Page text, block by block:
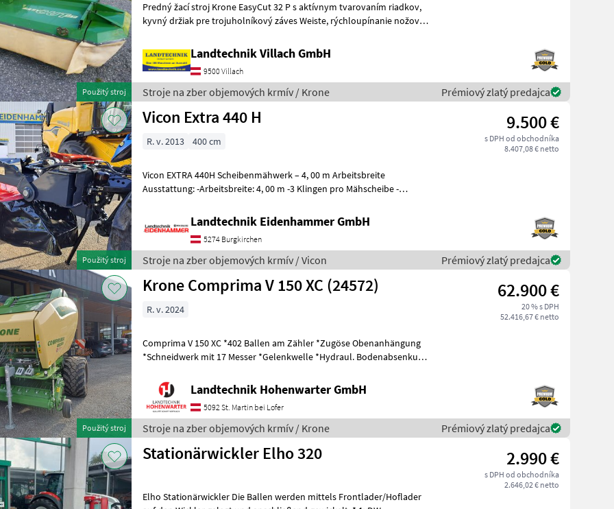
Použitý stroj
Predný žací stroj Krone EasyCut 32 P s aktívnym tvarovaním riadkov,
kyvný držiak pre trojuholníkový záves Weiste, rýchloupínanie nožov, s
Landtechnik Villach GmbH
9500 Villach
Stroje na zber objemových krmív / Krone Prémiový zlatý predajca
Použitý stroj
Vicon Extra 440 H 9.500 €
s DPH od obchodníka
8.407,08 € netto
R. v. 2013 400 cm
Vicon EXTRA 440H Scheibenmähwerk – 4, 00 m Arbeitsbreite
Ausstattung: -Arbeitsbreite: 4, 00 m -3 Klingen pro Mähscheibe -
Landtechnik Eidenhammer GmbH
5274 Burgkirchen
Stroje na zber objemových krmív / Vicon Prémiový zlatý predajca
Použitý stroj
Krone Comprima V 150 XC (24572) 62.900 €
20 % s DPH
52.416,67 € netto
R. v. 2024
Comprima V 150 XC *402 Ballen am Zähler *Zugöse Obenanhängung
*Schneidwerk mit 17 Messer *Gelenkwelle *Hydraul. Bodenabsenkung
Landtechnik Hohenwarter GmbH
5092 St. Martin bei Lofer
Stroje na zber objemových krmív / Krone Prémiový zlatý predajca
Stationärwickler Elho 320 2.990 €
s DPH od obchodníka
2.646,02 € netto
Elho Stationärwickler Die Ballen werden mittels Frontlader/Hoflader